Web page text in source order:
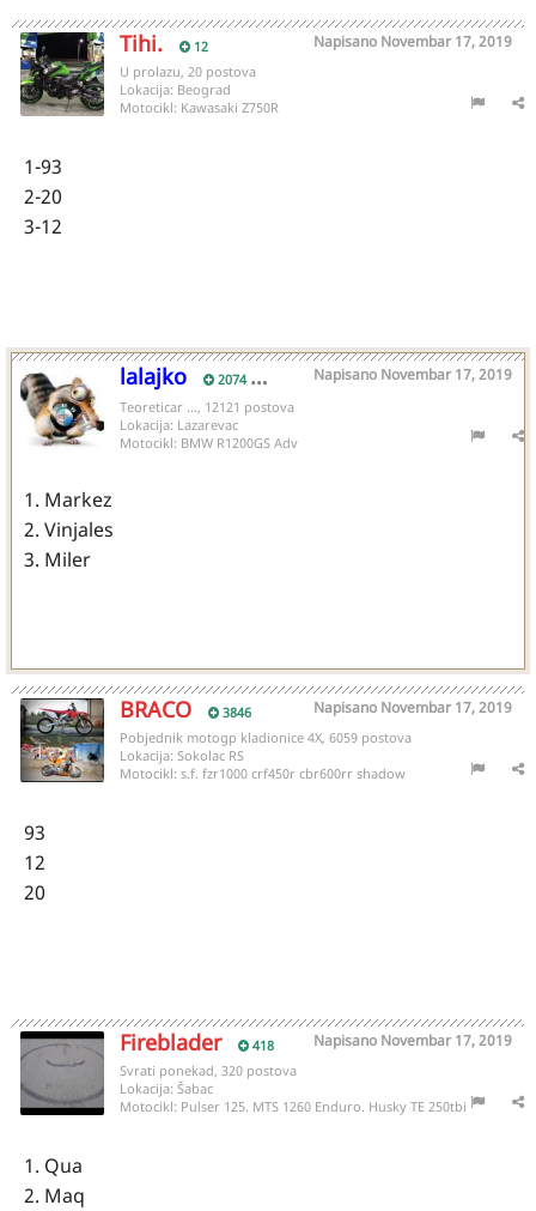
Tihi. 12 Napisano Novembar 17, 2019
U prolazu, 20 postova
Lokacija: Beograd
Motocikl: Kawasaki Z750R
1-93
2-20
3-12
lalajko 2074 Napisano Novembar 17, 2019
Teoreticar ..., 12121 postova
Lokacija: Lazarevac
Motocikl: BMW R1200GS Adv
1. Markez
2. Vinjales
3. Miler
BRACO 3846 Napisano Novembar 17, 2019
Pobjednik motogp kladionice 4X, 6059 postova
Lokacija: Sokolac RS
Motocikl: s.f. fzr1000 crf450r cbr600rr shadow
93
12
20
Fireblader 418 Napisano Novembar 17, 2019
Svrati ponekad, 320 postova
Lokacija: Šabac
Motocikl: Pulser 125. MTS 1260 Enduro. Husky TE 250tbi
1. Qua
2. Maq